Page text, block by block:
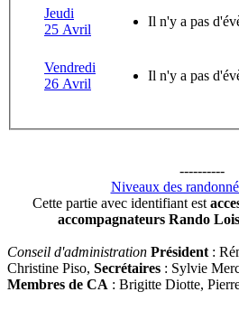
Jeudi
25 Avril
Il n'y a pas
Vendredi
26 Avril
Il n'y a pas
----------
Niveaux des
Cette partie avec identifiant est
accompagnateurs Rando
Conseil d'administration Président :
Christine Piso, Secrétaires : Sylvie
Membres de CA : Brigitte Diotte,